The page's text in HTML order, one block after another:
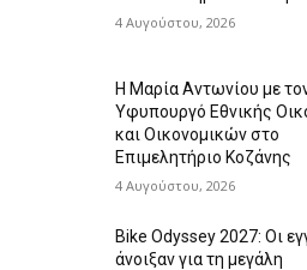
4 Αυγούστου, 2026
Η Μαρία Αντωνίου με
Υφυπουργό Εθνικής
και Οικονομικών στο
Επιμελητήριο Κοζάνης
4 Αυγούστου, 2026
Bike Odyssey 2027: Οι
άνοιξαν για τη μεγάλη